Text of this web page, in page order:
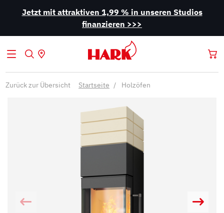
Jetzt mit attraktiven 1,99 % in unseren Studios
finanzieren >>>
Zurück zur Übersicht Startseite Holzöfen